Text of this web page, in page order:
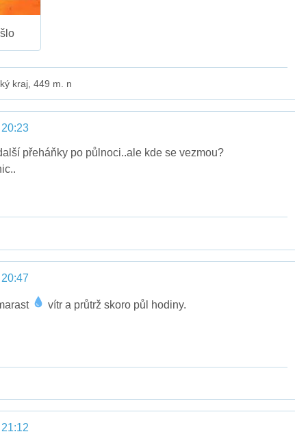
kraj, 449 m. n
přeháňky po půlnoci..ale kde se vezmou?
vítr a průtrž skoro půl hodiny.